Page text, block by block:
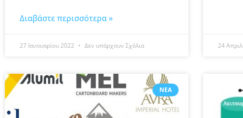
Διαβάστε περισσότερα »
27 Ιανουαρίου 2022 Δεν υπάρχουν Σχόλια 24
ΝΈΑ